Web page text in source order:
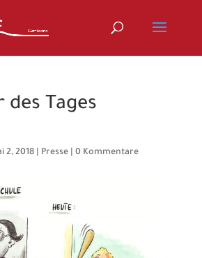
des Tages
2, 2018| Presse| 0 Kommentare